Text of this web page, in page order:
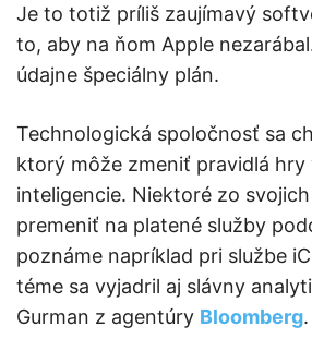
Je to totiž príliš zaujímavý
to, aby na ňom Apple
údajne špeciálny plán.
Technologická spoločnosť sa
ktorý môže zmeniť pravidlá hry
inteligencie. Niektoré zo
premeniť na platené služby
poznáme napríklad pri službe
téme sa vyjadril aj slávny
Gurman z agentúry Bloomberg.